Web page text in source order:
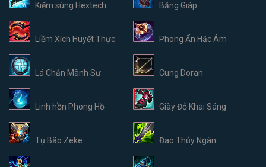
Kiếm súng Hextech Băng Giáp
Liềm Xích Huyết Thực Phong Ấn Hắc Ám
Lá Chắn Mãnh Sư Cung Doran
Linh hồn Phong Hồ Giày Đỏ Khai Sáng
Tụ Bão Zeke Đao Thủy Ngân